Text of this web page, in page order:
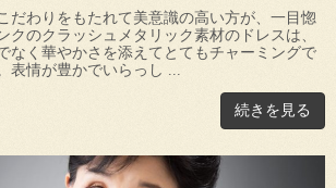
だわりをもたれて美意識の高い方が、一目惚
クのクラッシュメタリック素材のドレスは、
なく華やかさを添えてとてもチャーミングで
表情が豊かでいらっし ...
続きを見る